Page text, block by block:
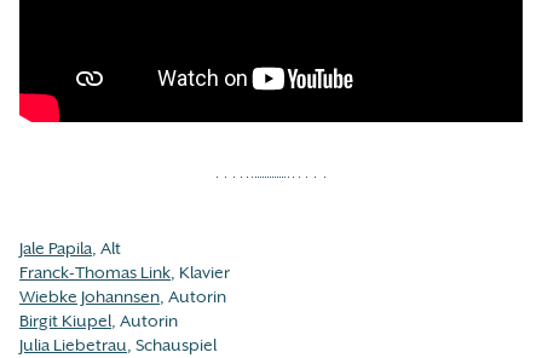
Jale Papila, Alt
Franck-Thomas Link, Klavier
Wiebke Johannsen, Autorin
Birgit Kiupel, Autorin
Julia Liebetrau, Schauspiel